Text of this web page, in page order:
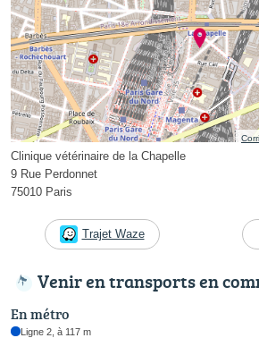
Clinique vétérinaire de la Chapelle
9 Rue Perdonnet
75010 Paris
Trajet Waze
Venir en transports en
En métro
Ligne 2, à 117 m